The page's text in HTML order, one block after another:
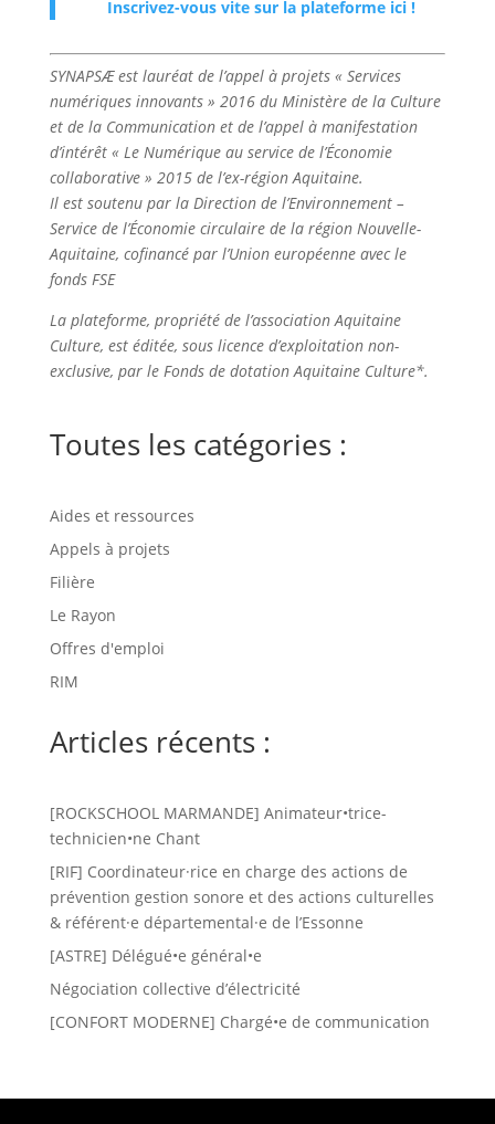
Inscrivez-vous vite sur la plateforme ici !
SYNAPSÆ est lauréat de l’appel à projets « Services
numériques innovants » 2016 du Ministère de la Culture
et de la Communication et de l’appel à manifestation
d’intérêt « Le Numérique au service de l’Économie
collaborative » 2015 de l’ex-région Aquitaine.
Il est soutenu par la Direction de l’Environnement –
Service de l’Économie circulaire de la région Nouvelle-
Aquitaine, cofinancé par l’Union européenne avec le
fonds FSE
La plateforme, propriété de l’association Aquitaine
Culture, est éditée, sous licence d’exploitation non-
exclusive, par le Fonds de dotation Aquitaine Culture*.
Toutes les catégories :
Aides et ressources
Appels à projets
Filière
Le Rayon
Offres d'emploi
RIM
Articles récents :
[ROCKSCHOOL MARMANDE] Animateur•trice-
technicien•ne Chant
[RIF] Coordinateur·rice en charge des actions de
prévention gestion sonore et des actions culturelles
& référent·e départemental·e de l’Essonne
[ASTRE] Délégué•e général•e
Négociation collective d’électricité
[CONFORT MODERNE] Chargé•e de communication